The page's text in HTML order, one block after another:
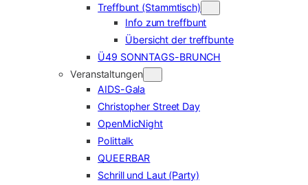
Treffbunt (Stammtisch)
Info zum treffbunt
Übersicht der treffbunte
Ü49 SONNTAGS-BRUNCH
Veranstaltungen
AIDS-Gala
Christopher Street Day
OpenMicNight
Polittalk
QUEERBAR
Schrill und Laut (Party)